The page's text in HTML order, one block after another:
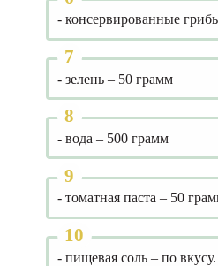
- консервированные
- зелень – 50 грамм
- вода – 500 грамм
- томатная паста – 50
- пищевая соль – по вкусу.